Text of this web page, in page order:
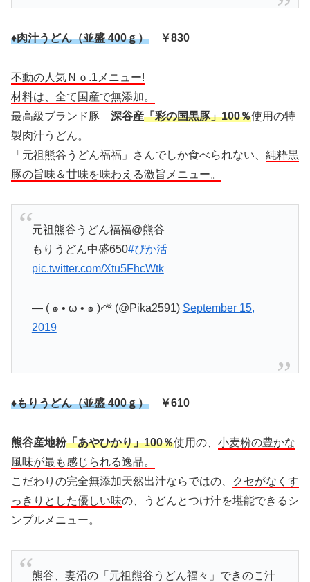
♦肉汁うどん（並盛 400ｇ） ￥830
不動の人気Ｎｏ.1メニュー!
材料は、全て国産で無添加。
最高級ブランド豚 深谷産「彩の国黒豚」100％使用の特
製肉汁うどん。
「元祖熊谷うどん福福」さんでしか食べられない、 純粋黒
豚の旨味＆甘味を味わえる激旨メニュー。
元祖熊谷うどん福福@熊谷
もりうどん中盛650#ぴか活
pic.twitter.com/Xtu5FhcWtk
— ( ๑ • ω • ๑ )⛅ (@Pika2591) September 15,
2019
♦もりうどん（並盛 400ｇ） ￥610
熊谷産地粉「あやひかり」100％使用の、 小麦粉の豊かな
風味が最も感じられる逸品。
こだわりの完全無添加天然出汁ならではの、
クセがなくす
っきりとした優しい味の、うどんとつけ汁を堪能できるシ
ンプルメニュー。
熊谷、妻沼の「元祖熊谷うどん福々」できのこ汁